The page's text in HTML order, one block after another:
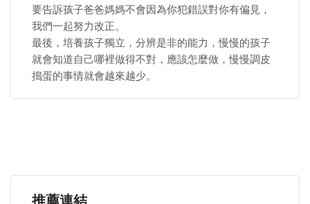
要告訴孩子爸爸媽媽不會因為你犯錯誤對你有偏見，
我們一起努力改正。
最後，培養孩子獨立，分辨是非的能力，慢慢的孩子
就會知道自己哪裡做得不對，應該怎麼做，慢慢調皮
搗蛋的事情就會越來越少。